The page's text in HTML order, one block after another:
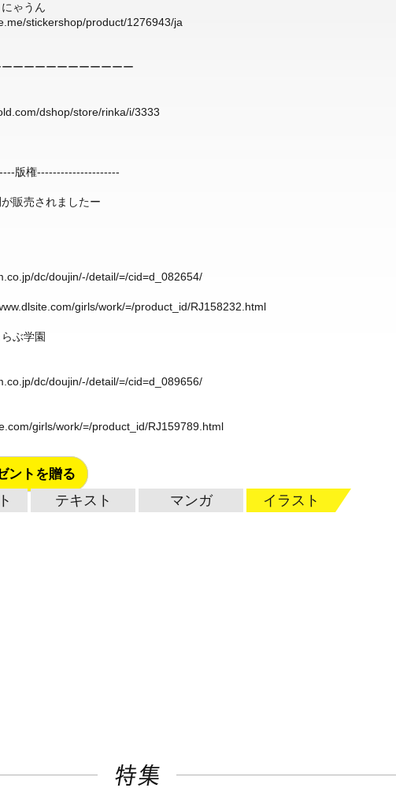
ゃうん
stickershop/product/1276943/ja
ーーーーーーーーーーー
dshop/store/rinka/i/3333
版権---------------------
販売されましたー
dc/doujin/-/detail/=/cid=d_082654/
girls/work/=/product_id/RJ158232.html
ぶ学園
dc/doujin/-/detail/=/cid=d_089656/
girls/work/=/product_id/RJ159789.html
ントを贈る
テキスト マンガ イラスト